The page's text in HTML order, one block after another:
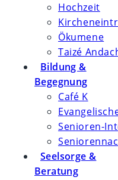
Hochzeit
Ökumene
Taizé
Bildung &
Begegnung
Café K
Senioren-
Seelsorge &
Beratung